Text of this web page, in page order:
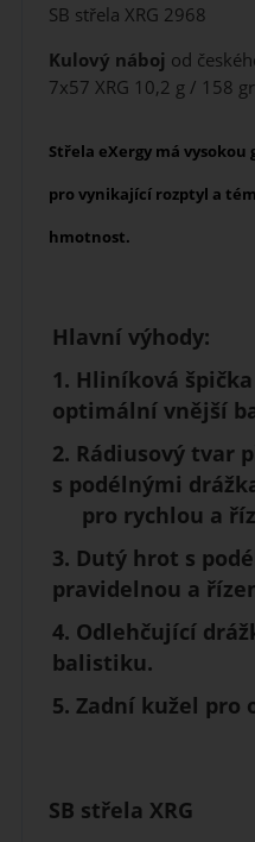
SB střela XRG 2968
Kulový náboj od
7x57 XRG 10,2 g / 158 gr
Střela eXergymá vysokou
pro vynikající rozptyl a
hmotnost.
Hlavní výhody:
1. Hliníková špička
optimální vnější
2. Rádiusový tvar
s podélnými
pro rychlou a
3. Dutý hrot s
pravidelnou a
4. Odlehčující
balistiku.
5. Zadní kužel pro
SB střela XRG